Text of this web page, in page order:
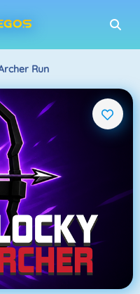
Run